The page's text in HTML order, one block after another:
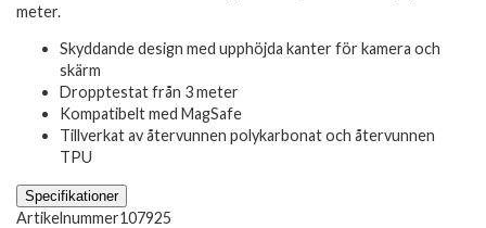
meter.
Skyddande design med upphöjda kanter för kamera och
skärm
Dropptestat från 3 meter
Kompatibelt med MagSafe
Tillverkat av återvunnen polykarbonat och återvunnen
TPU
Specifikationer
Artikelnummer107925